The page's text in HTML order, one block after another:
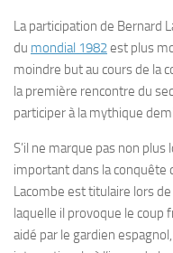
La participation de Bernard
du mondial 1982est plus
moindre but au cours de la
la première rencontre du
participer à la mythique
S’il ne marque pas non plus
important dans la conquête
Lacombe est titulaire lors
laquelle il provoque le coup
aidé par le gardien espagnol,